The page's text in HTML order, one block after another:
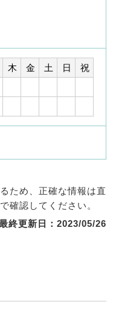
木 金 土 日
祝
ため、正確な情報は直
確認してください。
終更新日：2023/05/26